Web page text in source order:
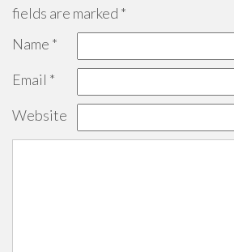
fields are marked *
Name *
Email *
Website